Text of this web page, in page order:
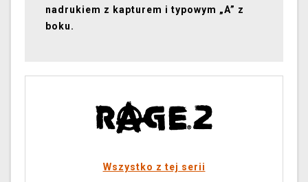
nadrukiem z kapturem i typowym „A” z
boku.
Wszystko z tej serii